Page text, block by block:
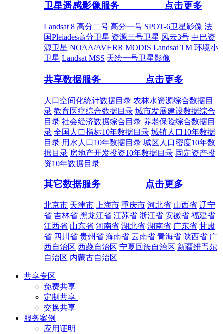
卫星遥感影像服务 点击更多
Landsat 8 高分二号 高分一号 SPOT-6卫星影像 法
国Pleiades高分卫星 资源三号卫星 风云3号 中巴资
源卫星 NOAA/AVHRR MODIS Landsat TM 环境小
卫星 Landsat MSS 天绘一号卫星影像
共享数据服务 点击更多
人口空间化统计数据目录 农林水资源综合数据目
录 教育医疗综合数据目录 城市发展建设数据综合
目录 社会经济数据综合目录 养老保险综合数据目
录 全国人口指标10年数据目录 城镇人口10年数据
目录 用水人口10年数据目录 城区人口密度10年数
据目录 房地产开发投资10年数据目录 固定资产投
资10年数据目录
其它数据服务 点击更多
北京市 天津市 上海市 重庆市 河北省 山西省 辽宁
省 吉林省 黑龙江省 江苏省 浙江省 安徽省 福建省
江西省 山东省 河南省 湖北省 湖南省 广东省 甘肃
省 四川省 贵州省 海南省 云南省 青海省 陕西省 广
西自治区 西藏自治区 宁夏回族自治区 新疆维吾尔
自治区 内蒙古自治区
共享专区
免费共享
定制共享
交换共享
服务案例
应用证明